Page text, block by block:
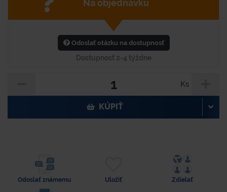
Na objednávku
Odoslať otázku na dostupnosť
Dostupnosť 2-4 týždne
Ks
KÚPIŤ
Odoslať známemu Uložiť Zdielať